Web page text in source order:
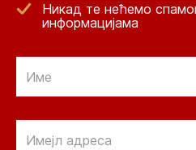
Никад те нећемо
информацијама